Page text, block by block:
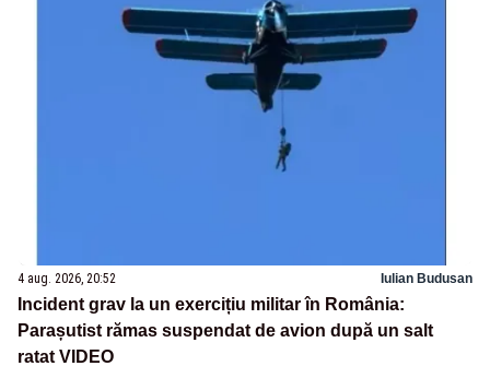
4 aug. 2026, 20:52 Iulian Budusan
Incident grav la un exercițiu militar în România:
Parașutist rămas suspendat de avion după un salt
ratat VIDEO